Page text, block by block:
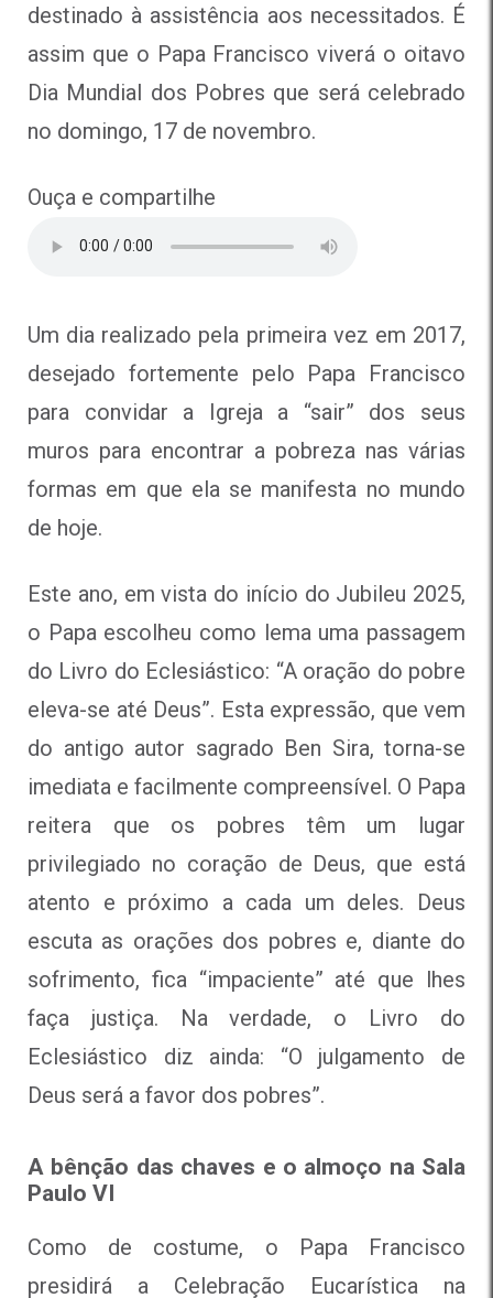
destinado à assistência aos necessitados. É
assim que o Papa Francisco viverá o oitavo
Dia Mundial dos Pobres que será celebrado
no domingo, 17 de novembro.
Ouça e compartilhe
Um dia realizado pela primeira vez em 2017,
desejado fortemente pelo Papa Francisco
para convidar a Igreja a “sair” dos seus
muros para encontrar a pobreza nas várias
formas em que ela se manifesta no mundo
de hoje.
Este ano, em vista do início do Jubileu 2025,
o Papa escolheu como lema uma passagem
do Livro do Eclesiástico: “A oração do pobre
eleva-se até Deus”. Esta expressão, que vem
do antigo autor sagrado Ben Sira, torna-se
imediata e facilmente compreensível. O Papa
reitera que os pobres têm um lugar
privilegiado no coração de Deus, que está
atento e próximo a cada um deles. Deus
escuta as orações dos pobres e, diante do
sofrimento, fica “impaciente” até que lhes
faça justiça. Na verdade, o Livro do
Eclesiástico diz ainda: “O julgamento de
Deus será a favor dos pobres”.
A bênção das chaves e o almoço na Sala
Paulo VI
Como de costume, o Papa Francisco
presidirá a Celebração Eucarística na